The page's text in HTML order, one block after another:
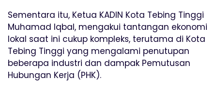
Sementara itu, Ketua KADIN Kota Tebing Tinggi
Muhamad Iqbal, mengakui tantangan ekonomi
lokal saat ini cukup kompleks, terutama di Kota
Tebing Tinggi yang mengalami penutupan
beberapa industri dan dampak Pemutusan
Hubungan Kerja (PHK).